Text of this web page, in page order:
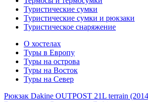
Туристические сумки
Туристические сумки и рюкзаки
Туристическое снаряжение
О хостелах
Туры в Европу
Туры на острова
Туры на Восток
Туры на Север
Рюкзак Dakine OUTPOST 21L terrain